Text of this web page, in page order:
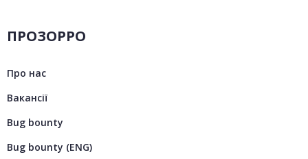
ПРОЗОРРО
Про нас
Вакансії
Bug bounty
Bug bounty (ENG)